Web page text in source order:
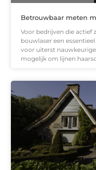
Betrouwbaar meten
Voor bedrijven die actief
bouwlaser een
voor uiterst
mogelijk om lijnen